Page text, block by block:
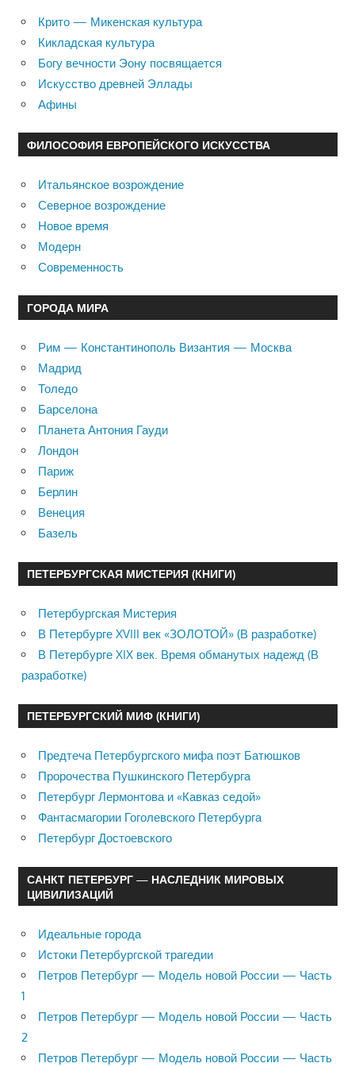
Крито — Микенская культура
Кикладская культура
Богу вечности Эону посвящается
Искусство древней Эллады
Афины
ФИЛОСОФИЯ ЕВРОПЕЙСКОГО ИСКУССТВА
Итальянское возрождение
Северное возрождение
Новое время
Модерн
Современность
ГОРОДА МИРА
Рим — Константинополь Византия — Москва
Мадрид
Толедо
Барселона
Планета Антония Гауди
Лондон
Париж
Берлин
Венеция
Базель
ПЕТЕРБУРГСКАЯ МИСТЕРИЯ (КНИГИ)
Петербургская Мистерия
В Петербурге XVIII век «ЗОЛОТОЙ» (В разработке)
В Петербурге XIX век. Время обманутых надежд (В
разработке)
ПЕТЕРБУРГСКИЙ МИФ (КНИГИ)
Предтеча Петербургского мифа поэт Батюшков
Пророчества Пушкинского Петербурга
Петербург Лермонтова и «Кавказ седой»
Фантасмагории Гоголевского Петербурга
Петербург Достоевского
САНКТ ПЕТЕРБУРГ — НАСЛЕДНИК МИРОВЫХ
ЦИВИЛИЗАЦИЙ
Идеальные города
Истоки Петербургской трагедии
Петров Петербург — Модель новой России — Часть
1
Петров Петербург — Модель новой России — Часть
2
Петров Петербург — Модель новой России — Часть